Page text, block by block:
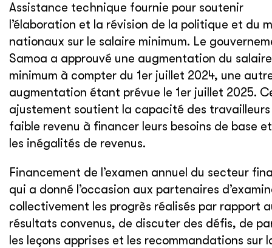
Assistance technique fournie pour soutenir
l’élaboration et la révision de la politique et du
nationaux sur le salaire minimum. Le
Samoa a approuvé une augmentation du salaire
minimum à compter du 1er juillet 2024, une
augmentation étant prévue le 1er juillet 2025.
ajustement soutient la capacité des
faible revenu à financer leurs besoins de base
les inégalités de revenus.
Financement de l’examen annuel du secteur
qui a donné l’occasion aux partenaires
collectivement les progrès réalisés par rapport
résultats convenus, de discuter des défis, de
les leçons apprises et les recommandations sur